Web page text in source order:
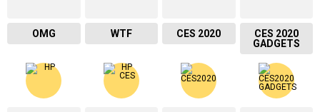
OMG WTF CES 2020
CES 2020
GADGETS